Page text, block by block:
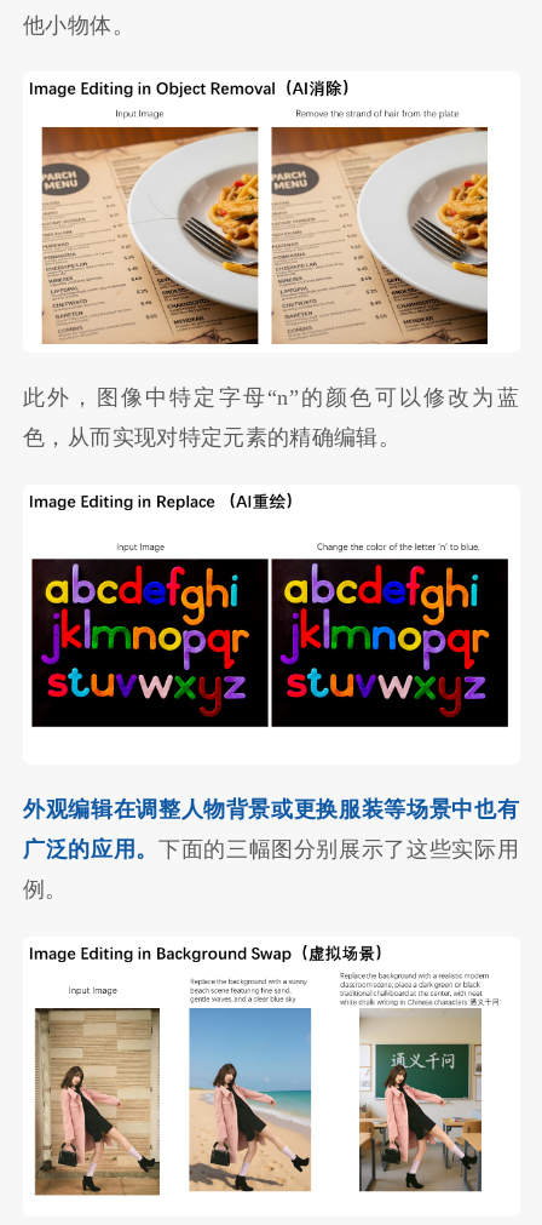
他小物体。
此外，图像中特定字母“n”的颜色可以修改为蓝
色，从而实现对特定元素的精确编辑。
外观编辑在调整人物背景或更换服装等场景中也有
广泛的应用。 下面的三幅图分别展示了这些实际用
例。